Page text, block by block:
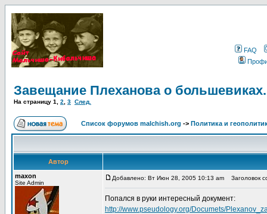
FAQ
Завещание Плеханова о большевиках.
На страницу 1 2 3 След.
Список форумов malchish.org -> Политика и
Автор
maxon
Site Admin
Добавлено: Вт Июн 28, 2005 10:13 am Заголовок
Попался в руки интересный документ:
http://www.pseudology.org/Documets/